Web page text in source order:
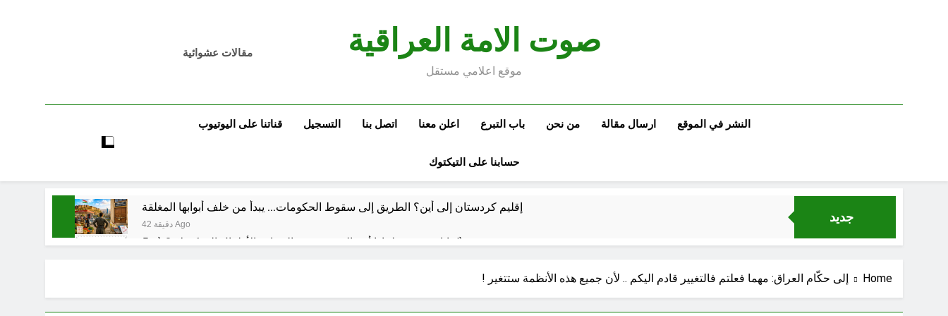
صوت الامة العراقية
موقع اعلامي مستقل
مقالات عشوائية
النشر في الموقع ارسال مقالة من نحن باب التبرع اعلن معنا اتصل بنا التسجيل قناتنا على اليوتيوب
حسابنا على التيكتوك
جديد
إقليم كردستان إلى أين؟ الطريق إلى سقوط الحكومات… يبدأ من خلف أبوابها المغلقة
42 دقيقة Ago
كتابات رد عن لماذا أخذ الحسين معه النساء والأطفال الى كربلاء؟ (ح 5)
الجرح النرجسي وتضخم الذات التعويضي
مشروع إنساني .. بدأ بكرتونة أدوية مجانية وانتهى بـ”صيدليات”خيرية ! اتفاق مكة.. لحظة إعادة تشكيل للتوازنات الإقليمية
Home إلى حكّام العراق: مهما فعلتم فالتغيير قادم اليكم .. لأن جميع هذه الأنظمة ستتغير !